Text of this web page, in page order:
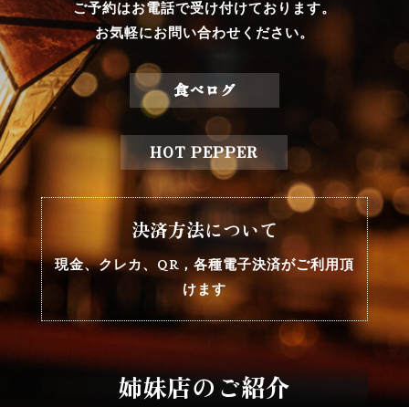
ご予約はお電話で受け付けております。
お気軽にお問い合わせください。
食べログ
HOT PEPPER
決済方法について
現金、クレカ、QR，各種電子決済がご利用頂
けます
姉妹店のご紹介